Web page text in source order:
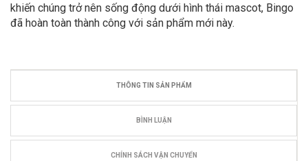
khiến chúng trở nên sống động dưới hình thái mascot, Bingo
đã hoàn toàn thành công với sản phẩm mới này.
THÔNG TIN SẢN PHẨM
BÌNH LUẬN
CHÍNH SÁCH VẬN CHUYỂN